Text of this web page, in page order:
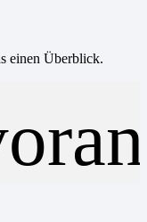
einen Überblick.